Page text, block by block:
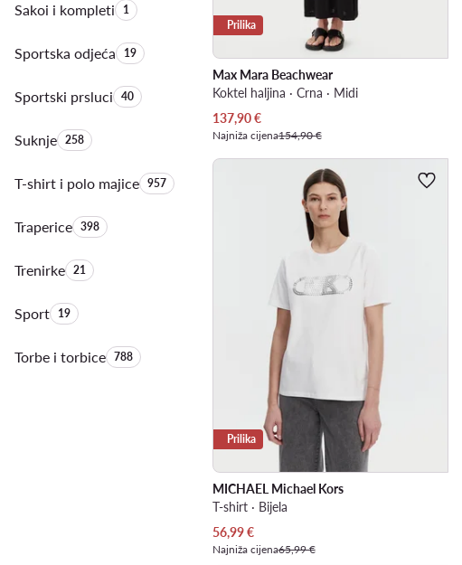
Sakoi i kompletiKoličina proizvoda:
1
Sportska odjećaKoličina proizvoda:
19
Sportski prsluciKoličina proizvoda:
40
SuknjeKoličina proizvoda:
258
T-shirt i polo majiceKoličina proizvoda:
957
TrapericeKoličina proizvoda:
398
TrenirkeKoličina proizvoda:
21
SportKoličina proizvoda:
19
Torbe i torbiceKoličina proizvoda:
788
Prilika
Max Mara Beachwear
Koktel haljina · Crna · Midi
Trenutna cijena
137,90€
Najniža cijena154,90 €
Prilika
MICHAEL Michael Kors
T-shirt · Bijela
Trenutna cijena
56,99€
Najniža cijena65,99 €